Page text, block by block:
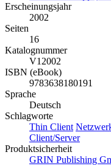
Erscheinungsjahr
2002
Seiten
16
Katalognummer
V12002
ISBN (eBook)
9783638180191
Sprache
Deutsch
Schlagworte
Thin Client
Client/Server
Produktsicherheit
GRIN Publishing